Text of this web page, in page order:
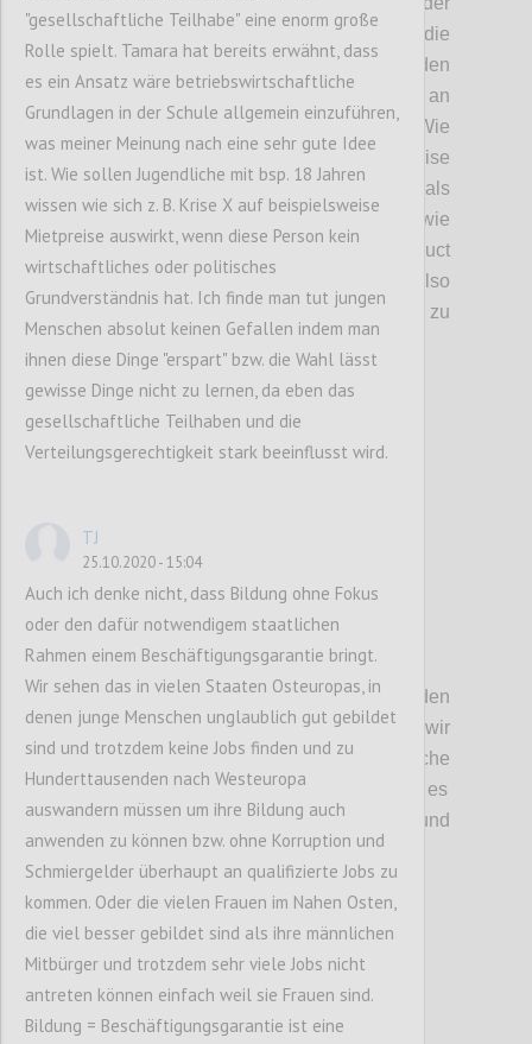
zum anderenhaben die
Produktion aller Produkte rund um den
Globus verteilt und so ein fragiles Netz an
Liefer- und Produktionsketten geschaffen.
Wie
auch diskutiert wurde, hat uns die Krise
gezeigt, dass eine
lineare
Kette niemals
(daher auch Ansätze wie
Circular
Product
Welche Faktoren sind hier also
die Entwicklung
hin zu
P2
Kritische Unsicherheiten:Bei den
unischeren und kritischen Faktoren haben wir
angeregtüber diewirtschaftliche
Systemtransformationdiskutiert
Hier ging es
vor allem darum, in welcher
iefe und
Richtung sich diese auswirken wird.
"gesellschaftliche Teilhabe" eine enorm große
Rolle spielt. Tamara hat bereits erwähnt, dass
es ein Ansatz wäre betriebswirtschaftliche
Grundlagen in der Schule allgemein einzuführen,
was meiner Meinung nach eine sehr gute Idee
ist. Wie sollen Jugendliche mit bsp. 18 Jahren
wissen wie sich z. B. Krise X auf beispielsweise
Mietpreise auswirkt, wenn diese Person kein
wirtschaftliches oder politisches
Grundverständnis hat. Ich finde man tut jungen
Menschen absolut keinen Gefallen indem man
ihnen diese Dinge "erspart" bzw. die Wahl lässt
gewisse Dinge nicht zu lernen, da eben das
gesellschaftliche Teilhaben und die
Verteilungsgerechtigkeit stark beeinflusst wird.
TJ
25.10.2020 - 15:04
Auch ich denke nicht, dass Bildung ohne Fokus
oder den dafür notwendigem staatlichen
Rahmen einem Beschäftigungsgarantie bringt.
Wir sehen das in vielen Staaten Osteuropas, in
denen junge Menschen unglaublich gut gebildet
sind und trotzdem keine Jobs finden und zu
Hunderttausenden nach Westeuropa
auswandern müssen um ihre Bildung auch
anwenden zu können bzw. ohne Korruption und
Schmiergelder überhaupt an qualifizierte Jobs zu
kommen. Oder die vielen Frauen im Nahen Osten,
die viel besser gebildet sind als ihre männlichen
Mitbürger und trotzdem sehr viele Jobs nicht
antreten können einfach weil sie Frauen sind.
Bildung = Beschäftigungsgarantie ist eine